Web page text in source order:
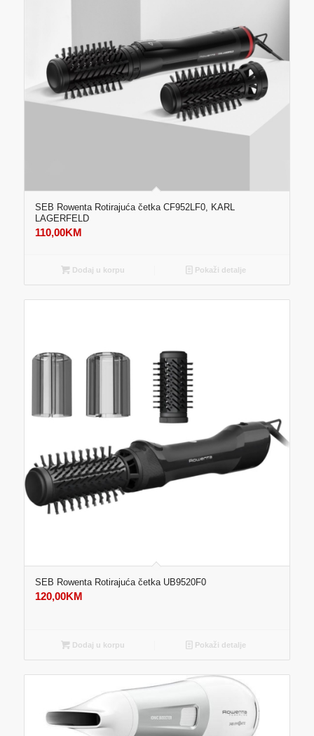
SEB Rowenta Rotirajuća četka CF952LF0, KARL
LAGERFELD
110,00KM
Dodaj u korpu Pokaži detalje
SEB Rowenta Rotirajuća četka UB9520F0
120,00KM
Dodaj u korpu Pokaži detalje